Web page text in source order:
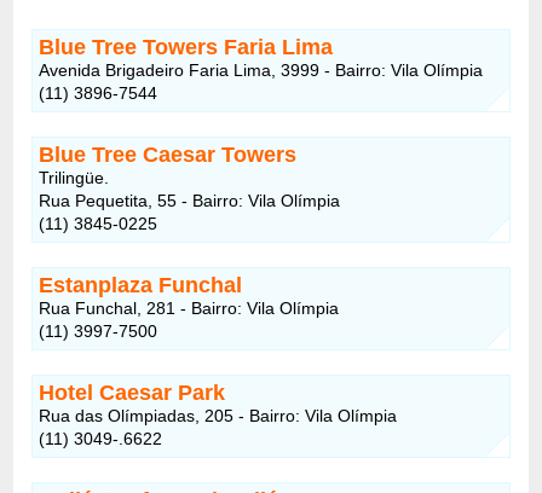
Blue Tree Towers Faria Lima
Avenida Brigadeiro Faria Lima, 3999 - Bairro: Vila Olímpia
(11) 3896-7544
Blue Tree Caesar Towers
Trilingüe.
Rua Pequetita, 55 - Bairro: Vila Olímpia
(11) 3845-0225
Estanplaza Funchal
Rua Funchal, 281 - Bairro: Vila Olímpia
(11) 3997-7500
Hotel Caesar Park
Rua das Olímpiadas, 205 - Bairro: Vila Olímpia
(11) 3049-.6622